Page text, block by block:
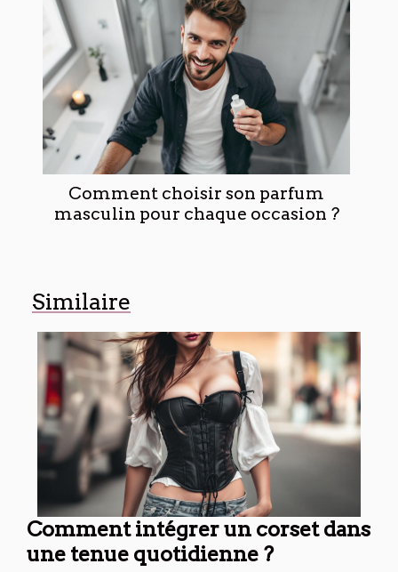
Comment choisir son parfum
masculin pour chaque occasion ?
Similaire
Comment intégrer un corset dans
une tenue quotidienne ?